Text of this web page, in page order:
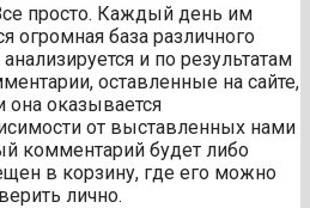
просто. Каждый день им
огромная база различного
и по результатам
оставленные на сайте,
она оказывается
от выставленных нами
комментарий будет либо
в корзину, где его можно
лично.